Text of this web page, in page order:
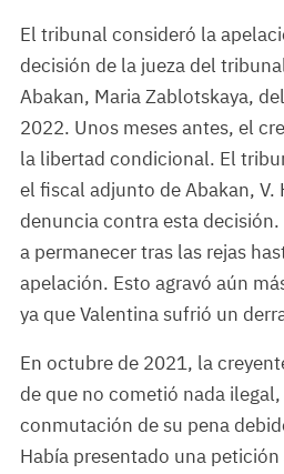
El tribunal consideró la
decisión de la jueza del
Abakan, Maria Zablotskaya,
2022. Unos meses antes, el
la libertad condicional. El
el fiscal adjunto de Abakan, V.
denuncia contra esta
a permanecer tras las rejas
apelación. Esto agravó aún
ya que Valentina sufrió un
En octubre de 2021, la
de que no cometió nada
conmutación de su pena
Había presentado una